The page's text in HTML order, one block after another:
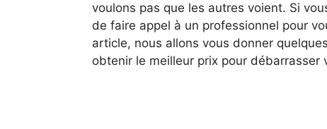
voulons pas que les autres voient. Si
de faire appel à un professionnel pour
article, nous allons vous donner
obtenir le meilleur prix pour débarrasser